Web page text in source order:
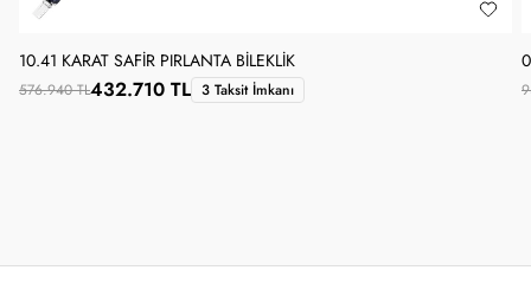
10.41 KARAT SAFIR PIRLANTA BILEKLIK
576.940 TL432.710 TL 3 Taksit İmkanı